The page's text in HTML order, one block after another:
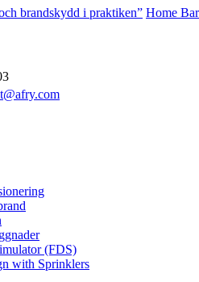
brandskydd i praktiken” Home
(FDS)
with Sprinklers